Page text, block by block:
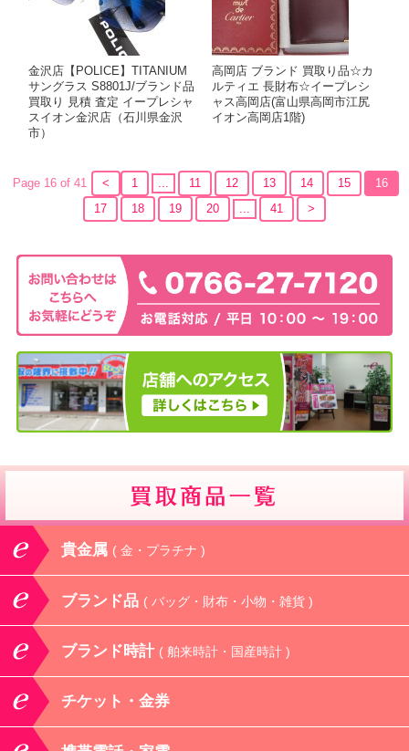
金沢店【POLICE】TITANIUM
サングラス S8801J/ブランド品
買取り 見積 査定 イープレシャ
スイオン金沢店（石川県金沢
市）
高岡店 ブランド 買取り品☆カ
ルティエ 長財布☆イープレシ
ャス高岡店(富山県高岡市江尻
イオン高岡店1階)
Page 16 of 41 < 1 11 12 13 14 15
16
17
18 19 20 41 >
貴金属 ( 金・プラチナ )
ブランド品 ( バッグ・財布・小物・雑貨 )
ブランド時計 ( 舶来時計・国産時計 )
チケット・金券